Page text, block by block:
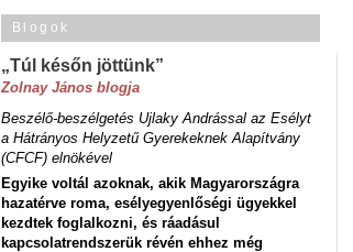
Blogok
„Túl későn jöttünk”
Zolnay János blogja
Beszélő-beszélgetés Ujlaky Andrással az Esélyt
a Hátrányos Helyzetű Gyerekeknek Alapítvány
(CFCF) elnökével
Egyike voltál azoknak, akik Magyarországra
hazatérve roma, esélyegyenlőségi ügyekkel
kezdtek foglalkozni, és ráadásul
kapcsolatrendszerük révén ehhez még